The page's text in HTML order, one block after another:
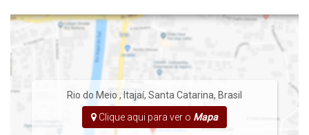
- Quadra Poliesportiva
- Quadra de Beach Tennis
- Campo de Futebol em Grama Sintética
- Churrasqueira
- Academia
- Espaço Gourmet
Rio do Meio , Itajaí, Santa Catarina, Brasil
Clique aqui para ver o Mapa